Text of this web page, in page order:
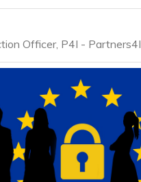
Officer, P4I -